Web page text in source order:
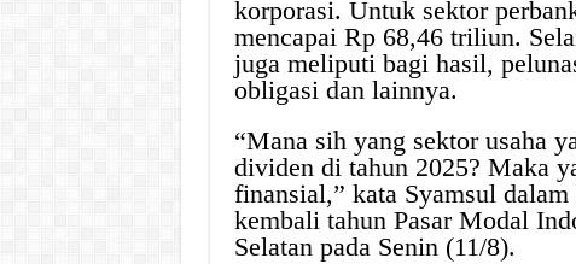
korporasi. Untuk sektor
mencapai Rp 68,46 triliun.
juga meliputi bagi hasil,
obligasi dan lainnya.
“Mana sih yang sektor usaha
dividen di tahun 2025? Maka
finansial,” kata Syamsul
kembali tahun Pasar Modal
Selatan pada Senin (11/8).